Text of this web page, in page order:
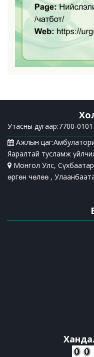
Утасны дугаар:7700-0101
Ажлын
Яаралтай тусламж
Монгол Улс,
өргөн чөлөө ,